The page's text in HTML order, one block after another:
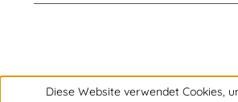
Diese Website verwendet Cookies,